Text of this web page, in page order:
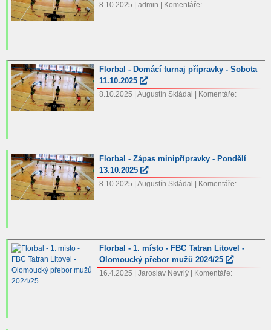
8.10.2025 | admin | Komentáře:
Florbal - Domácí turnaj přípravky - Sobota
11.10.2025
8.10.2025 | Augustín Skládal | Komentáře:
Florbal - Zápas minipřípravky - Pondělí
13.10.2025
8.10.2025 | Augustín Skládal | Komentáře:
Florbal - 1. místo - FBC Tatran Litovel -
Olomoucký přebor mužů 2024/25
16.4.2025 | Jaroslav Nevrlý | Komentáře: